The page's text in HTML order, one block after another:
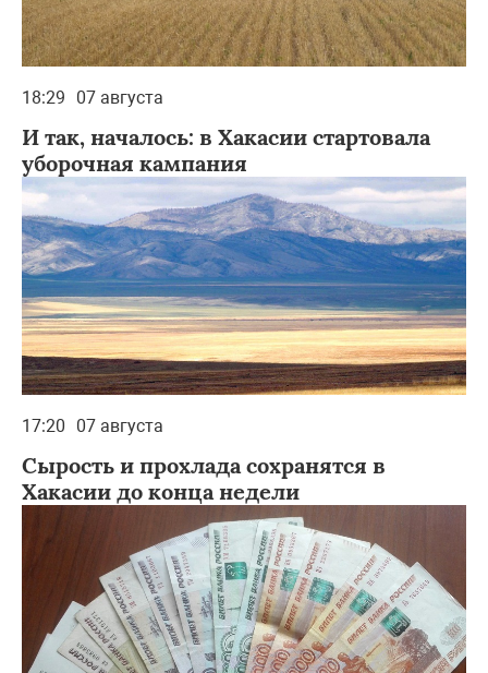
18:29 07 августа
И так, началось: в Хакасии стартовала
уборочная кампания
17:20 07 августа
Сырость и прохлада сохранятся в
Хакасии до конца недели